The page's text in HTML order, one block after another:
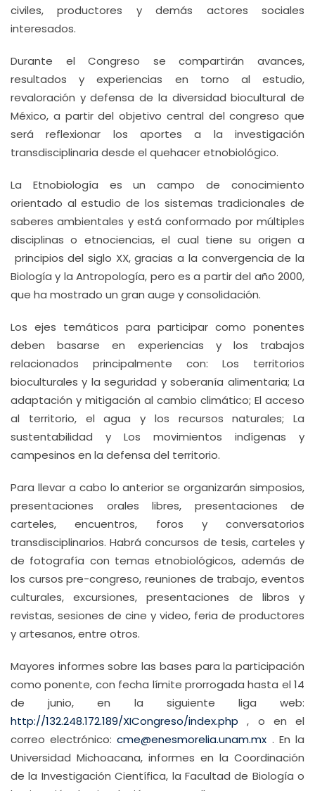
civiles, productores y demás actores sociales
interesados.
Durante el Congreso se compartirán avances,
resultados y experiencias en torno al estudio,
revaloración y defensa de la diversidad biocultural de
México, a partir del objetivo central del congreso que
será reflexionar los aportes a la investigación
transdisciplinaria desde el quehacer etnobiológico.
La Etnobiología es un campo de conocimiento
orientado al estudio de los sistemas tradicionales de
saberes ambientales y está conformado por múltiples
disciplinas o etnociencias, el cual tiene su origen a
principios del siglo XX, gracias a la convergencia de la
Biología y la Antropología, pero es a partir del año 2000,
que ha mostrado un gran auge y consolidación.
Los ejes temáticos para participar como ponentes
deben basarse en experiencias y los trabajos
relacionados principalmente con: Los territorios
bioculturales y la seguridad y soberanía alimentaria; La
adaptación y mitigación al cambio climático; El acceso
al territorio, el agua y los recursos naturales; La
sustentabilidad y Los movimientos indígenas y
campesinos en la defensa del territorio.
Para llevar a cabo lo anterior se organizarán simposios,
presentaciones orales libres, presentaciones de
carteles, encuentros, foros y conversatorios
transdisciplinarios. Habrá concursos de tesis, carteles y
de fotografía con temas etnobiológicos, además de
los cursos pre-congreso, reuniones de trabajo, eventos
culturales, excursiones, presentaciones de libros y
revistas, sesiones de cine y video, feria de productores
y artesanos, entre otros.
Mayores informes sobre las bases para la participación
como ponente, con fecha límite prorrogada hasta el 14
de junio, en la siguiente liga web:
http://132.248.172.189/XICongreso/index.php , o en el
correo electrónico:cme@enesmorelia.unam.mx . En la
Universidad Michoacana, informes en la Coordinación
de la Investigación Científica, la Facultad de Biología o